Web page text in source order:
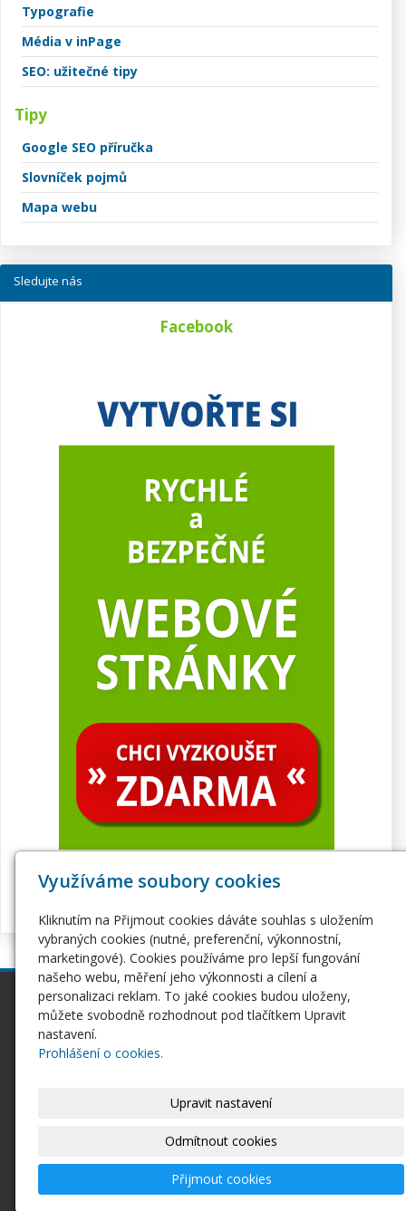
Typografie
Média v inPage
SEO: užitečné tipy
Tipy
Google SEO příručka
Slovníček pojmů
Mapa webu
Sledujte nás
Facebook
inPage
Webové stránky
Pro začátečníky
Seznámení s inPage
Webhosting
Hosting
Doména EU
Ostatní
Využíváme soubory cookies
Kliknutím na Přijmout cookies dáváte souhlas s uložením
vybraných cookies (nutné, preferenční, výkonnostní,
marketingové). Cookies používáme pro lepší fungování
našeho webu, měření jeho výkonnosti a cílení a
personalizaci reklam. To jaké cookies budou uloženy,
můžete svobodně rozhodnout pod tlačítkem Upravit
nastavení.
Prohlášení o cookies.
Upravit nastavení
Odmítnout cookies
Přijmout cookies